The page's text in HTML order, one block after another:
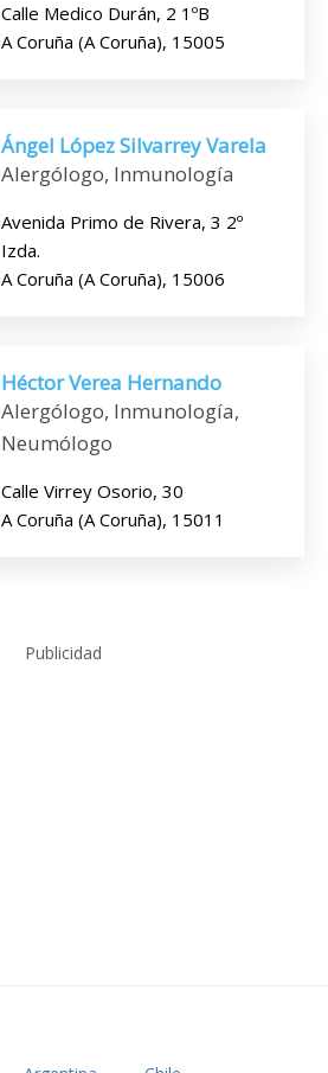
Calle Medico Durán, 2 1ºB
A Coruña (A Coruña), 15005
Ángel López Silvarrey Varela
Alergólogo, Inmunología
Avenida Primo de Rivera, 3 2º
Izda.
A Coruña (A Coruña), 15006
Héctor Verea Hernando
Alergólogo, Inmunología,
Neumólogo
Calle Virrey Osorio, 30
A Coruña (A Coruña), 15011
Publicidad